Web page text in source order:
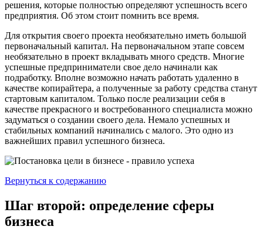
решения, которые полностью определяют успешность всего
предприятия. Об этом стоит помнить все время.
Для открытия своего проекта необязательно иметь большой
первоначальный капитал. На первоначальном этапе совсем
необязательно в проект вкладывать много средств. Многие
успешные предприниматели свое дело начинали как
подработку. Вполне возможно начать работать удаленно в
качестве копирайтера, а полученные за работу средства станут
стартовым капиталом. Только после реализации себя в
качестве прекрасного и востребованного специалиста можно
задуматься о создании своего дела. Немало успешных и
стабильных компаний начинались с малого. Это одно из
важнейших правил успешного бизнеса.
Вернуться к содержанию
Шаг второй: определение сферы
бизнеса